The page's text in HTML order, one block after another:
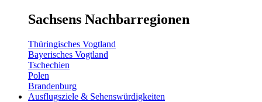
Sachsens Nachbarregionen
Thüringisches Vogtland
Bayerisches Vogtland
Tschechien
Polen
Brandenburg
Ausflugsziele & Sehenswürdigkeiten